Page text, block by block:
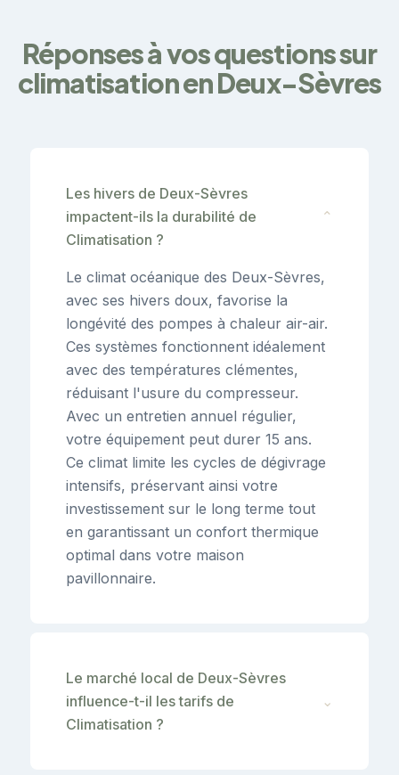
Réponses à vos questions sur
climatisation en Deux-Sèvres
Les hivers de Deux-Sèvres
impactent-ils la durabilité de
Climatisation ?
⌄
Le climat océanique des Deux-Sèvres,
avec ses hivers doux, favorise la
longévité des pompes à chaleur air-air.
Ces systèmes fonctionnent idéalement
avec des températures clémentes,
réduisant l'usure du compresseur.
Avec un entretien annuel régulier,
votre équipement peut durer 15 ans.
Ce climat limite les cycles de dégivrage
intensifs, préservant ainsi votre
investissement sur le long terme tout
en garantissant un confort thermique
optimal dans votre maison
pavillonnaire.
Le marché local de Deux-Sèvres
influence-t-il les tarifs de
Climatisation ?
⌄